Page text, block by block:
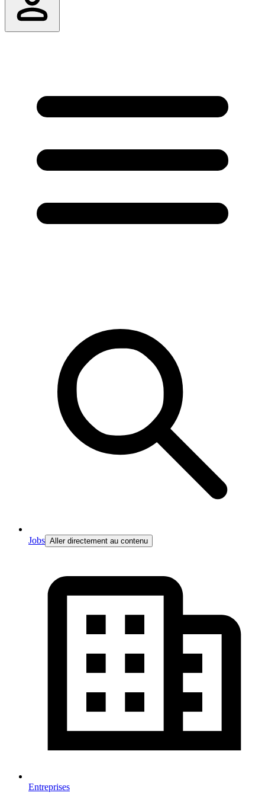
Jobs Aller directement au contenu
Entreprises